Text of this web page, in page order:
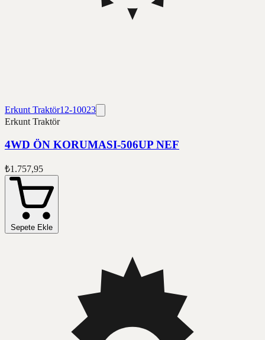
Erkunt Traktör12-10023
Erkunt Traktör
4WD ÖN KORUMASI-506UP NEF
₺1.757,95
Sepete Ekle